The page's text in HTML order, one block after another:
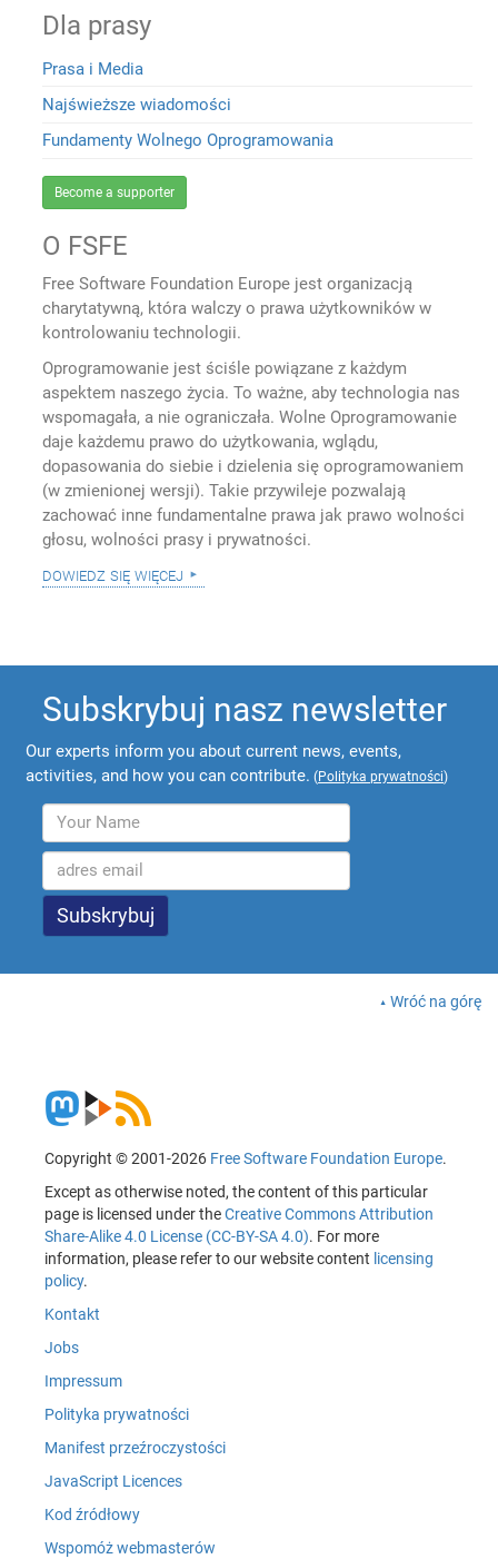
Dla prasy
Prasa i Media
Najświeższe wiadomości
Fundamenty Wolnego Oprogramowania
Become a supporter
O FSFE
Free Software Foundation Europe jest organizacją
charytatywną, która walczy o prawa użytkowników w
kontrolowaniu technologii.
Oprogramowanie jest ściśle powiązane z każdym
aspektem naszego życia. To ważne, aby technologia nas
wspomagała, a nie ograniczała. Wolne Oprogramowanie
daje każdemu prawo do użytkowania, wglądu,
dopasowania do siebie i dzielenia się oprogramowaniem
(w zmienionej wersji). Takie przywileje pozwalają
zachować inne fundamentalne prawa jak prawo wolności
głosu, wolności prasy i prywatności.
dowiedz się więcej
Subskrybuj nasz newsletter
Our experts inform you about current news, events,
activities, and how you can contribute. (Polityka prywatności)
Wróć na górę
Copyright © 2001-2026 Free Software Foundation Europe.
Except as otherwise noted, the content of this particular
page is licensed under theCreative Commons Attribution
Share-Alike 4.0 License (CC-BY-SA 4.0). For more
information, please refer to our website content licensing
policy.
Kontakt
Jobs
Impressum
Polityka prywatności
Manifest przeźroczystości
JavaScript Licences
Kod źródłowy
Wspomóż webmasterów